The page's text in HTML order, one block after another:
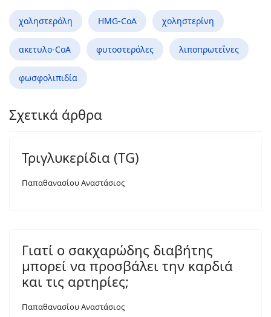
χοληστερόλη HMG-CoA χοληστερίνη
ακετυλο-CoA φυτοστερόλες λιποπρωτεΐνες
φωσφολιπιδία
Σχετικά άρθρα
Τριγλυκερίδια (TG)
Παπαθανασίου Αναστάσιος
Γιατί ο σακχαρώδης διαβήτης
μπορεί να προσβάλει την καρδιά
και τις αρτηρίες;
Παπαθανασίου Αναστάσιος